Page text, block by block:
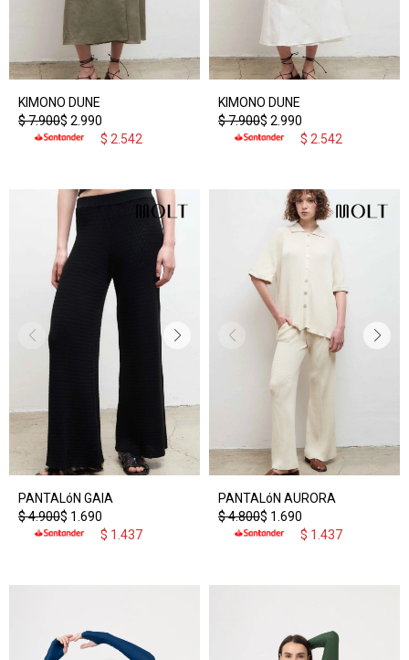
KIMONO DUNE
$ 2.990
$7.900
$ 2.542
KIMONO DUNE
$ 2.990
$7.900
$ 2.542
PANTALóN GAIA
$ 1.690
$4.900
$ 1.437
PANTALóN AURORA
$ 1.690
$4.800
$ 1.437